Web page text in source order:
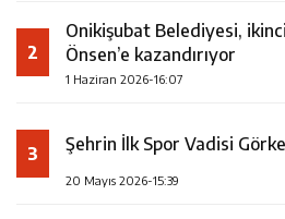
2
Onikişubat Belediyesi,
Önsen’e kazandırıyor
1 Haziran 2026-16:07
3 Şehrin İlk Spor Vadisi
20 Mayıs 2026-15:39